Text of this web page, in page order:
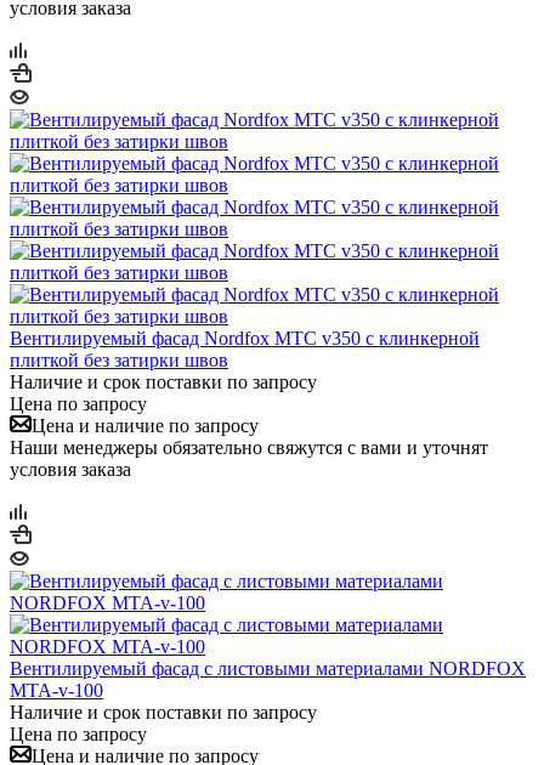
условия заказа
Вентилируемый фасад Nordfox МТС v350 с клинкерной
плиткой без затирки швов
Наличие и срок поставки по запросу
Цена по запросу
Цена и наличие по запросу
Наши менеджеры обязательно свяжутся с вами и уточнят
условия заказа
Вентилируемый фасад с листовыми материалами NORDFOX
MTA-v-100
Наличие и срок поставки по запросу
Цена по запросу
Цена и наличие по запросу